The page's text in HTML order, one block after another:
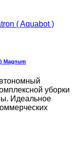
Magnum
уборки
Идеальное